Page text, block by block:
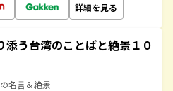
詳細を見る
添う台湾のことばと絶景１０
名言＆絶景